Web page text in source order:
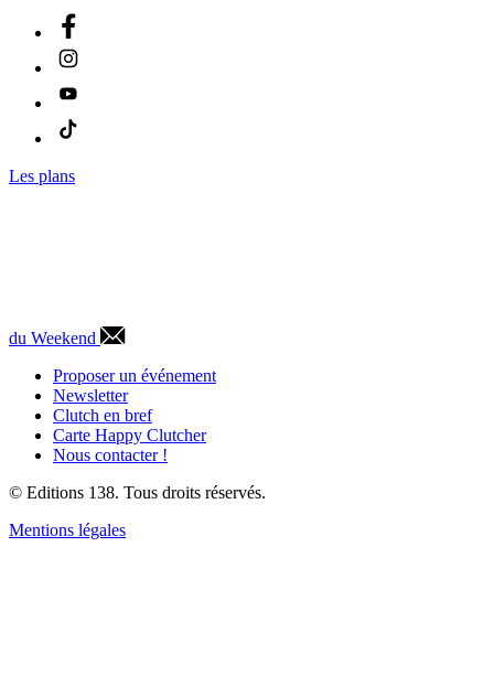
Les plans
du Weekend
Proposer un événement
Newsletter
Clutch en bref
Carte Happy Clutcher
Nous contacter !
© Editions 138. Tous droits réservés.
Mentions légales